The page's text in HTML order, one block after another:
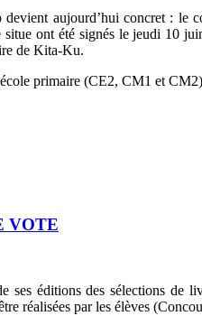
aujourd’hui concret : le
ont été signés le jeudi 10
de Kita-Ku.
primaire (CE2, CM1 et
VOTE
ses éditions des sélections de
réalisées par les élèves